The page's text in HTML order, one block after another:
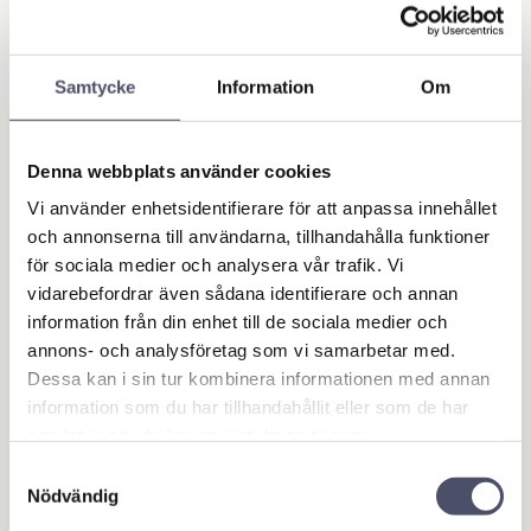
Samtycke Information Om
Denna webbplats använder cookies
Vi använder enhetsidentifierare för att anpassa innehållet
och annonserna till användarna, tillhandahålla funktioner
för sociala medier och analysera vår trafik. Vi
vidarebefordrar även sådana identifierare och annan
information från din enhet till de sociala medier och
annons- och analysföretag som vi samarbetar med.
Dessa kan i sin tur kombinera informationen med annan
information som du har tillhandahållit eller som de har
Nödvändig
Profilrör - Citron - Y
Passar innerrör art.nr 6018
ref. 1.03L 0a Längd: 1 meter. A:
Godstjocklek 2,8mm, B: Höjd
30mm
Add to favorites
BUY
Profilrör - Citron - Y
Passar innerrör art.nr 6022
Populär ref. 6.03L 2a Längd: 1
meter. Se bild för mått
434,00
BUY